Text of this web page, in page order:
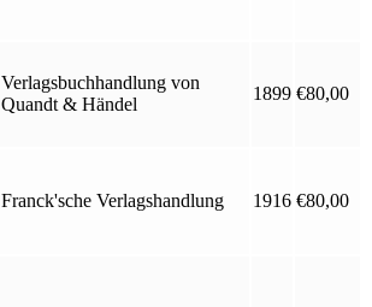
Verlagsbuchhandlung von
Quandt & Händel
1899 €80,00
Franck'sche Verlagshandlung 1916 €80,00